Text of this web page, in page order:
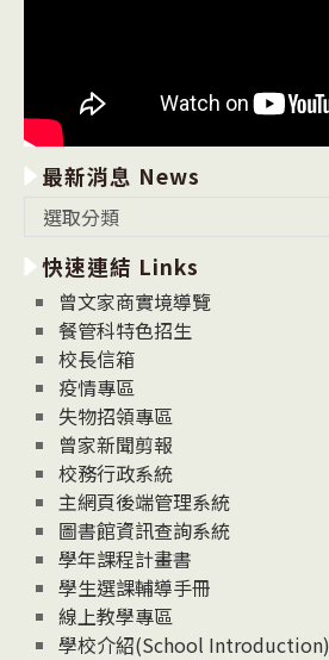
最新消息 News
消
息
News
選取分類
快速連結 Links
曾文家商實境導覽
餐管科特色招生
校長信箱
疫情專區
失物招領專區
曾家新聞剪報
校務行政系統
主網頁後端管理系統
圖書館資訊查詢系統
學年課程計畫書
學生選課輔導手冊
線上教學專區
學校介紹(School Introduction)